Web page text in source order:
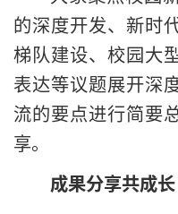
的深度开发、新时
梯队建设、校园大
表达等议题展开深
流的要点进行简要
享。
成果分享共成长